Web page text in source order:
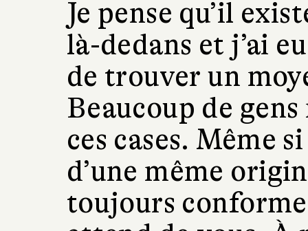
Je pense qu’il
là-dedans et j’ai
de trouver un
Beaucoup de
ces cases. Même
d’une même
toujours conforme